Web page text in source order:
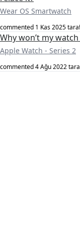
Wear OS Smartwatch
commented 1 Kas 2025
Why won’t my
Apple Watch - Series 2
commented4 Ağu 2022